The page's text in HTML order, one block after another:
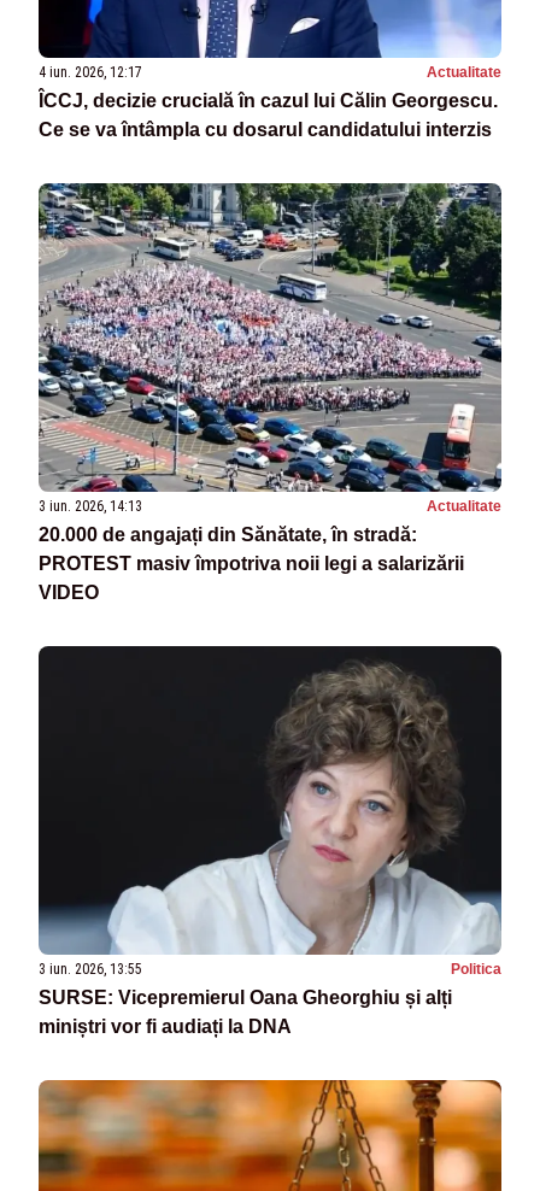
4 iun. 2026, 12:17 Actualitate
ÎCCJ, decizie crucială în cazul lui Călin Georgescu.
Ce se va întâmpla cu dosarul candidatului interzis
3 iun. 2026, 14:13 Actualitate
20.000 de angajați din Sănătate, în stradă:
PROTEST masiv împotriva noii legi a salarizării
VIDEO
3 iun. 2026, 13:55 Politica
SURSE: Vicepremierul Oana Gheorghiu și alți
miniștri vor fi audiați la DNA